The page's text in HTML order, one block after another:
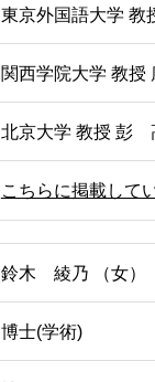
東京外国語大学
関西学院大学 教
北京大学 教授 彭
こちらに掲載して
鈴木 綾乃 （女）
博士(学術)